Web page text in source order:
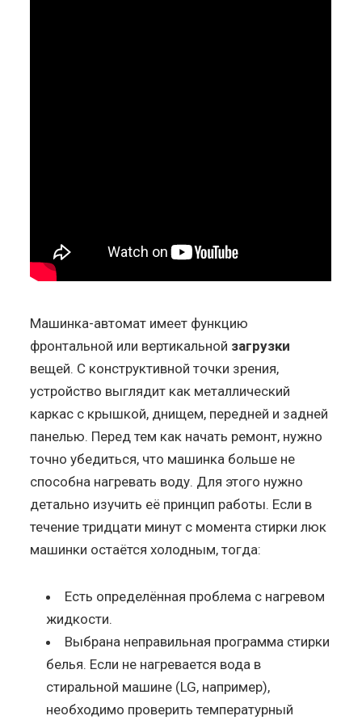
Машинка-автомат имеет функцию
фронтальной или вертикальной загрузки
вещей. С конструктивной точки зрения,
устройство выглядит как металлический
каркас с крышкой, днищем, передней и задней
панелью. Перед тем как начать ремонт, нужно
точно убедиться, что машинка больше не
способна нагревать воду. Для этого нужно
детально изучить её принцип работы. Если в
течение тридцати минут с момента стирки люк
машинки остаётся холодным, тогда:
Есть определённая проблема с нагревом
жидкости.
Выбрана неправильная программа стирки
белья. Если не нагревается вода в
стиральной машине (LG, например),
необходимо проверить температурный